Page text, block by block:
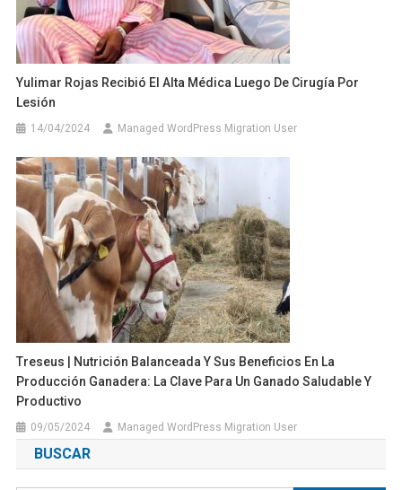
Yulimar Rojas Recibió El Alta Médica Luego De Cirugía Por
Lesión
14/04/2024 Managed WordPress Migration User
Treseus | Nutrición Balanceada Y Sus Beneficios En La
Producción Ganadera: La Clave Para Un Ganado Saludable Y
Productivo
09/05/2024 Managed WordPress Migration User
BUSCAR